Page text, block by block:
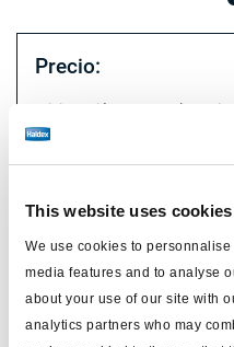
This website uses cookies
We use cookies to
media features and to analyse
about your use of our site with
analytics partners who may
Precio:
Inicie sesión para ver las
para
long.cable (m)
tipo